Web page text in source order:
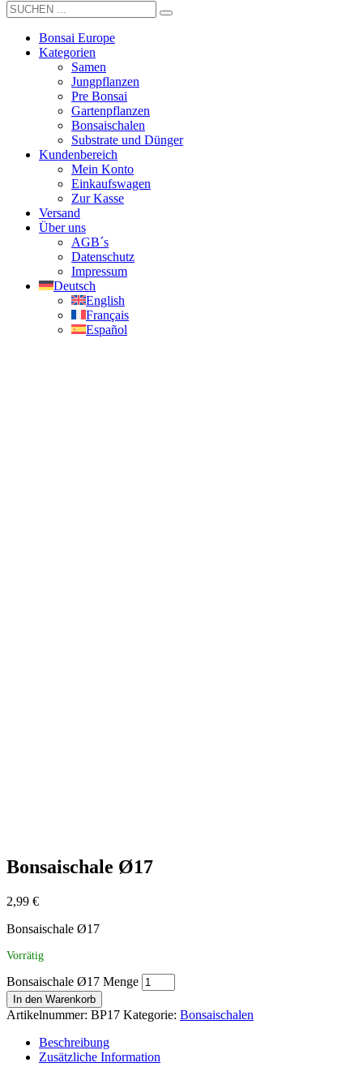
Bonsai Europe
Kategorien
Samen
Jungpflanzen
Pre Bonsai
Gartenpflanzen
Bonsaischalen
Substrate und Dünger
Kundenbereich
Mein Konto
Einkaufswagen
Zur Kasse
Versand
Über uns
AGB´s
Datenschutz
Impressum
Deutsch
English
Français
Español
Bonsaischale Ø17
2,99 €
Bonsaischale Ø17
Vorrätig
Bonsaischale Ø17 Menge
In den Warenkorb
Artikelnummer: BP17 Kategorie: Bonsaischalen
Beschreibung
Zusätzliche Information